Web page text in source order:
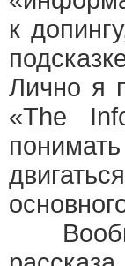
к
Лично я
«The